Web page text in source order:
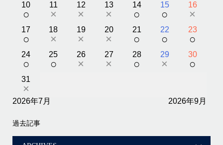
10
○
11
×
12
×
13
×
14
○
15
○
16
×
17
○
18
×
19
×
20
×
21
○
22
○
23
○
24
○
25
○
26
×
27
×
28
○
29
×
30
○
31
×
2026年7月 2026年9月
過去記事